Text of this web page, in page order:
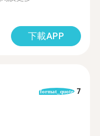
下載APP
format_quote 7